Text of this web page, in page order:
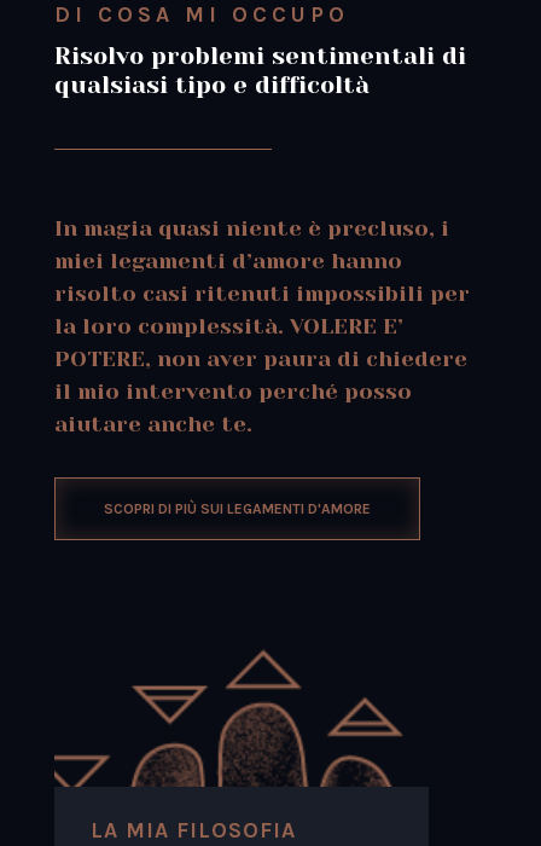
DI COSA MI OCCUPO
Risolvo problemi sentimentali di
qualsiasi tipo e difficoltà
In magia quasi niente è precluso, i
miei legamenti d’amore hanno
risolto casi ritenuti impossibili per
la loro complessità. VOLERE E’
POTERE, non aver paura di chiedere
il mio intervento perché posso
aiutare anche te.
SCOPRI DI PIÙ SUI LEGAMENTI D'AMORE
LA MIA FILOSOFIA